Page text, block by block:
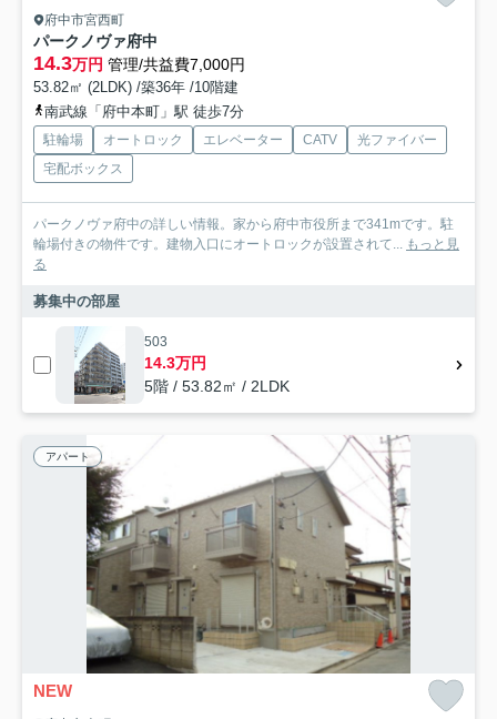
府中市宮西町
パークノヴァ府中
14.3万円 管理/共益費7,000円
53.82㎡ (2LDK) /築36年 /10階建
南武線「府中本町」駅 徒歩7分
駐輪場 オートロック エレベーター CATV
光ファイバー
宅配ボックス
パークノヴァ府中の詳しい情報。家から府中市役所まで341mです。駐
輪場付きの物件です。建物入口にオートロックが設置されて... もっと見
る
募集中の部屋
503
14.3万円
5階 / 53.82㎡ / 2LDK
アパート
NEW